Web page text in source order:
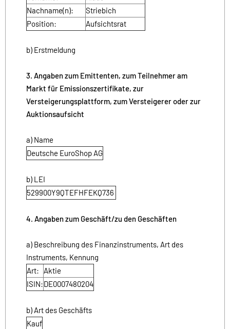
Nachname(n):
Striebich
Position:
Aufsichtsrat
b) Erstmeldung
3. Angaben zum Emittenten, zum Teilnehmer am
Markt für Emissionszertifikate, zur
Versteigerungsplattform, zum Versteigerer oder zur
Auktionsaufsicht
a) Name
Deutsche EuroShop AG
b) LEI
529900Y9QTEFHFEKQ736
4. Angaben zum Geschäft/zu den Geschäften
a) Beschreibung des Finanzinstruments, Art des
Instruments, Kennung
Art:
Aktie
ISIN:DE0007480204
b) Art des Geschäfts
Kauf